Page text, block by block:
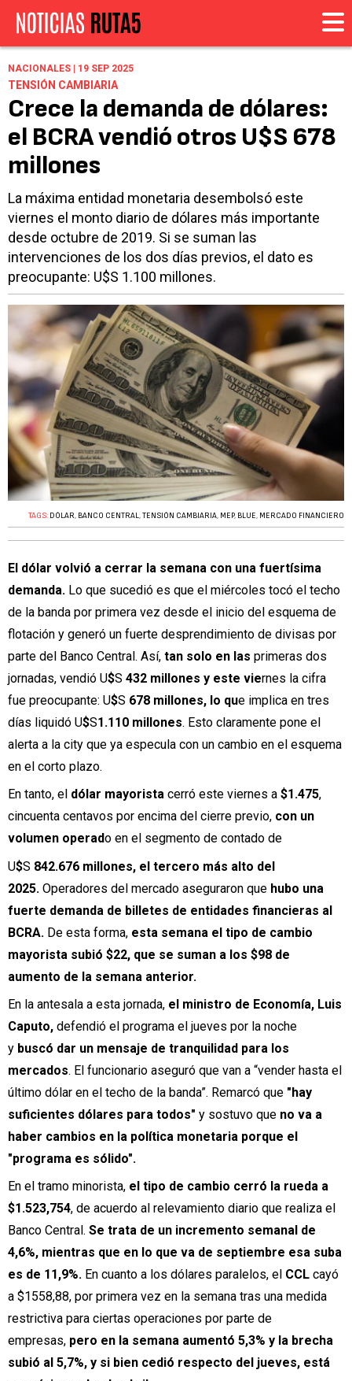
NACIONALES | 19 SEP 2025
TENSIÓN CAMBIARIA
Crece la demanda de dólares:
el BCRA vendió otros U$S 678
millones
La máxima entidad monetaria desembolsó este
viernes el monto diario de dólares más importante
desde octubre de 2019. Si se suman las
intervenciones de los dos días previos, el dato es
preocupante: U$S 1.100 millones.
TAGS: DÓLAR, BANCO CENTRAL,TENSIÓN CAMBIARIA, MEP, BLUE, MERCADO FINANCIERO
El dólar volvió a cerrar la semana con una fuertísima
demanda. Lo que sucedió es que el miércoles tocó el techo
de la banda por primera vez desde el inicio del esquema de
flotación y generó un fuerte desprendimiento de divisas por
parte del Banco Central. Así, tan solo en las primeras dos
jornadas, vendió U$S 432 millones y este viernes la cifra
fue preocupante: U$S 678 millones, lo que implica en tres
días liquidó U$S1.110 millones. Esto claramente pone el
alerta a la city que ya especula con un cambio en el esquema
en el corto plazo.
En tanto, el dólar mayorista cerró este viernes a $1.475,
cincuenta centavos por encima del cierre previo, con un
volumen operado en el segmento de contado de
U$S 842.676 millones, el tercero más alto del
2025. Operadores del mercado aseguraron que hubo una
fuerte demanda de billetes de entidades financieras al
BCRA. De esta forma, esta semana el tipo de cambio
mayorista subió $22, que se suman a los $98 de
aumento de la semana anterior.
En la antesala a esta jornada, el ministro de Economía, Luis
Caputo, defendió el programa el jueves por la noche
y buscó dar un mensaje de tranquilidad para los
mercados. El funcionario aseguró que van a “vender hasta el
último dólar en el techo de la banda”. Remarcó que "hay
suficientes dólares para todos" y sostuvo que no va a
haber cambios en la política monetaria porque el
"programa es sólido".
En el tramo minorista, el tipo de cambio cerró la rueda a
$1.523,754, de acuerdo al relevamiento diario que realiza el
Banco Central. Se trata de un incremento semanal de
4,6%, mientras que en lo que va de septiembre esa suba
es de 11,9%. En cuanto a los dólares paralelos, el CCL cayó
a $1558,88, por primera vez en la semana tras una medida
restrictiva para ciertas operaciones por parte de
empresas, pero en la semana aumentó 5,3% y la brecha
subió al 5,7%, y si bien cedió respecto del jueves, está